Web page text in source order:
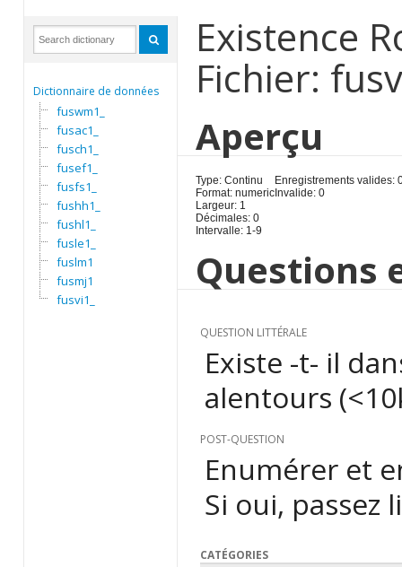
Dictionnaire de données
fuswm1_
fusac1_
fusch1_
fusef1_
fusfs1_
fushh1_
fushl1_
fusle1_
fuslm1
fusmj1
fusvi1_
Existence
Fichier:
Aperçu
Type: Continu
Format: numeric
Largeur: 1
Décimales: 0
Intervalle: 1-9
Enregistrements valides:
Invalide: 0
Questions
QUESTION LITTÉRALE
Existe -t- il
alentours
POST-QUESTION
Enumérer et
Si oui, passez
CATÉGORIES